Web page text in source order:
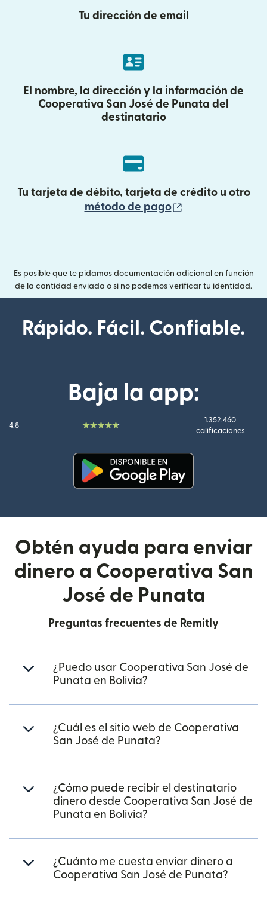
Tu dirección de email
El nombre, la dirección y la información de
Cooperativa San José de Punata del
destinatario
Tu tarjeta de débito, tarjeta de crédito u otro
método de pago
Es posible que te pidamos documentación adicional en función
de la cantidad enviada o si no podemos verificar tu identidad.
Rápido. Fácil. Confiable.
Baja la app:
4.8
1.352.460
calificaciones
Obtén ayuda para enviar
dinero a Cooperativa San
José de Punata
Preguntas frecuentes de Remitly
¿Puedo usar Cooperativa San José de
Punata en Bolivia?
¿Cuál es el sitio web de Cooperativa
San José de Punata?
¿Cómo puede recibir el destinatario
dinero desde Cooperativa San José de
Punata en Bolivia?
¿Cuánto me cuesta enviar dinero a
Cooperativa San José de Punata?